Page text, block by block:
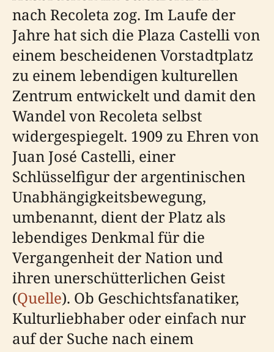
nach Recoleta zog. Im Laufe der
Jahre hat sich die Plaza Castelli von
einem bescheidenen Vorstadtplatz
zu einem lebendigen kulturellen
Zentrum entwickelt und damit den
Wandel von Recoleta selbst
widergespiegelt. 1909 zu Ehren von
Juan José Castelli, einer
Schlüsselfigur der argentinischen
Unabhängigkeitsbewegung,
umbenannt, dient der Platz als
lebendiges Denkmal für die
Vergangenheit der Nation und
ihren unerschütterlichen Geist
(Quelle). Ob Geschichtsfanatiker,
Kulturliebhaber oder einfach nur
auf der Suche nach einem